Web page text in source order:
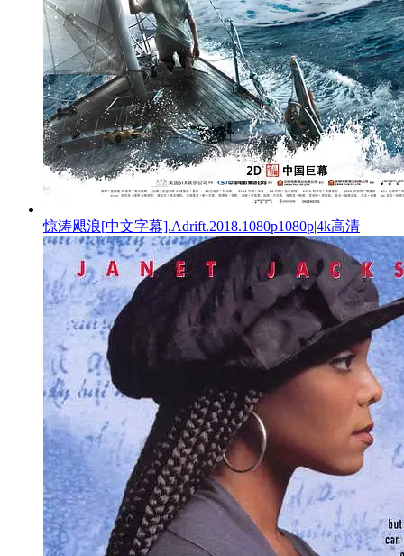
惊涛飓浪[中文字幕].Adrift.2018.1080p1080p|4k高清